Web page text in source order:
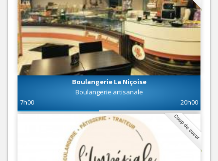
Boulangerie La Niçoise
Boulangerie artisanale
7h00
20h00
Coup de coeur